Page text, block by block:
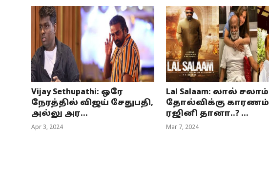
Vijay Sethupathi: ஒரே
நேரத்தில் விஜய் சேதுபதி,
அல்லு அர...
Apr 3, 2024
Lal Salaam: லால் சலாம்
தோல்விக்கு காரணம்
ரஜினி தானா..? ...
Mar 7, 2024